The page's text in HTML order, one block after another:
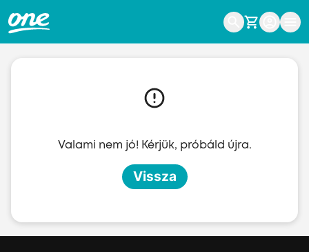
Valami nem jó! Kérjük, próbáld újra.
Vissza